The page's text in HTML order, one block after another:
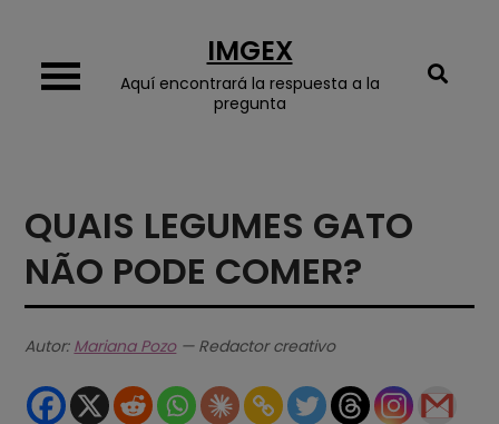
content
IMGEX
Aquí encontrará la respuesta a la
pregunta
QUAIS LEGUMES GATO
NÃO PODE COMER?
Autor: Mariana Pozo— Redactor creativo